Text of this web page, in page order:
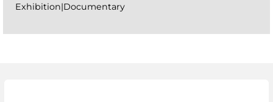
Exhibition|Documentary